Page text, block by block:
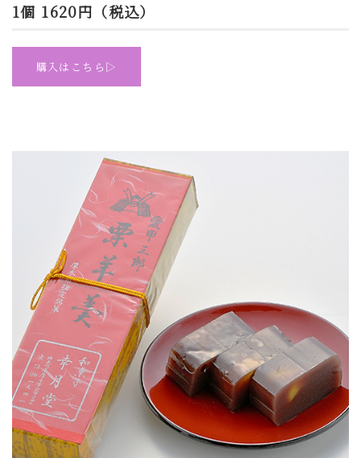
1個 1620円（税込）
購入はこちら▷